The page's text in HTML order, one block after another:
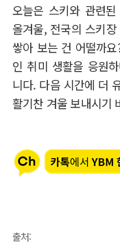
오늘은 스키와 관련
올겨울, 전국의 스키
쌓아 보는 건 어떨까요
인 취미 생활을 응원
니다. 다음 시간에 더
활기찬 겨울 보내시기
출처: